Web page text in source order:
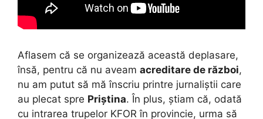
Aflasem că se organizează această deplasare,
însă, pentru că nu aveam acreditare de război,
nu am putut să mă înscriu printre jurnaliștii care
au plecat spre Priștina. În plus, știam că, odată
cu intrarea trupelor KFOR în provincie, urma să